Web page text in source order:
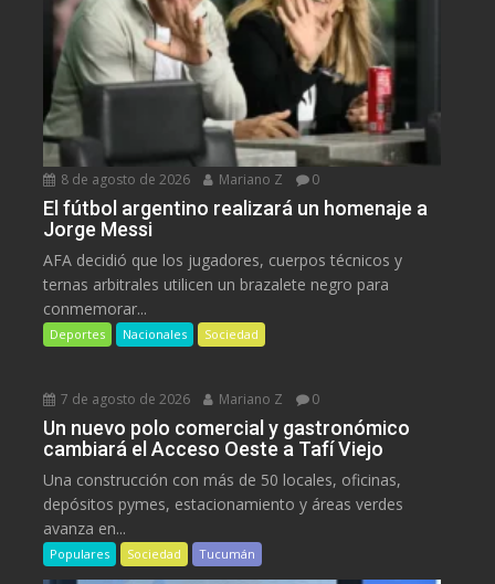
8 de agosto de 2026 Mariano Z 0
El fútbol argentino realizará un homenaje a
Jorge Messi
AFA decidió que los jugadores, cuerpos técnicos y
ternas arbitrales utilicen un brazalete negro para
conmemorar...
Deportes Nacionales Sociedad
7 de agosto de 2026 Mariano Z 0
Un nuevo polo comercial y gastronómico
cambiará el Acceso Oeste a Tafí Viejo
Una construcción con más de 50 locales, oficinas,
depósitos pymes, estacionamiento y áreas verdes
avanza en...
Populares Sociedad Tucumán